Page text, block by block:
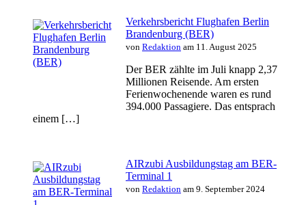
Verkehrsbericht Flughafen Berlin
Brandenburg (BER)
von Redaktion am 11. August 2025
Der BER zählte im Juli knapp 2,37
Millionen Reisende. Am ersten
Ferienwochenende waren es rund
394.000 Passagiere. Das entsprach
einem […]
AIRzubi Ausbildungstag am BER-
Terminal 1
von Redaktion am 9. September 2024